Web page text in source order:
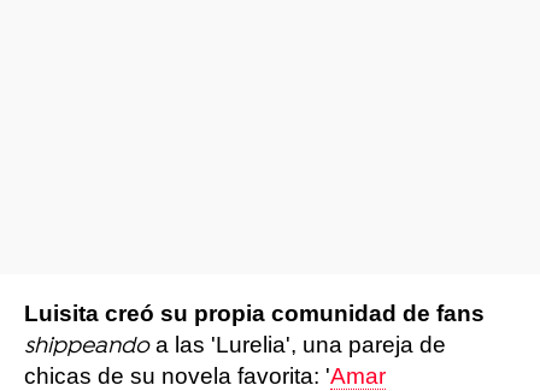
Luisita creó su propia comunidad de fans
shippeandoa las 'Lurelia', una pareja de
chicas de su novela favorita: 'Amar